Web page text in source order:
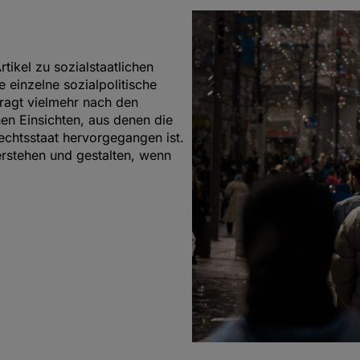
zu sozialstaatlichen
einzelne sozialpolitische
vielmehr nach den
Einsichten, aus denen die
hervorgegangen ist.
und gestalten, wenn